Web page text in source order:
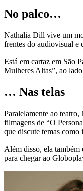
No palco…
Nathalia Dill vive um
frentes do audiovisual e
Está em cartaz em São
Mulheres Altas”, ao
… Nas telas
Paralelamente ao
filmagens de “O
que discute temas
Além disso, ela também
para chegar ao